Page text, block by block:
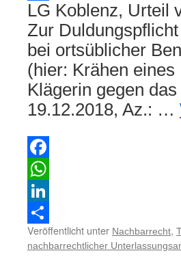
Teilen
LG Koblenz, Urteil
Zur
bei ortsüblicher
(hier: Krähen
Klägerin gegen
19.12.2018, Az.: …
Facebook
WhatsApp
LinkedIn
Teilen
Veröffentlicht unter Nachbarrecht,
nachbarrechtlicher